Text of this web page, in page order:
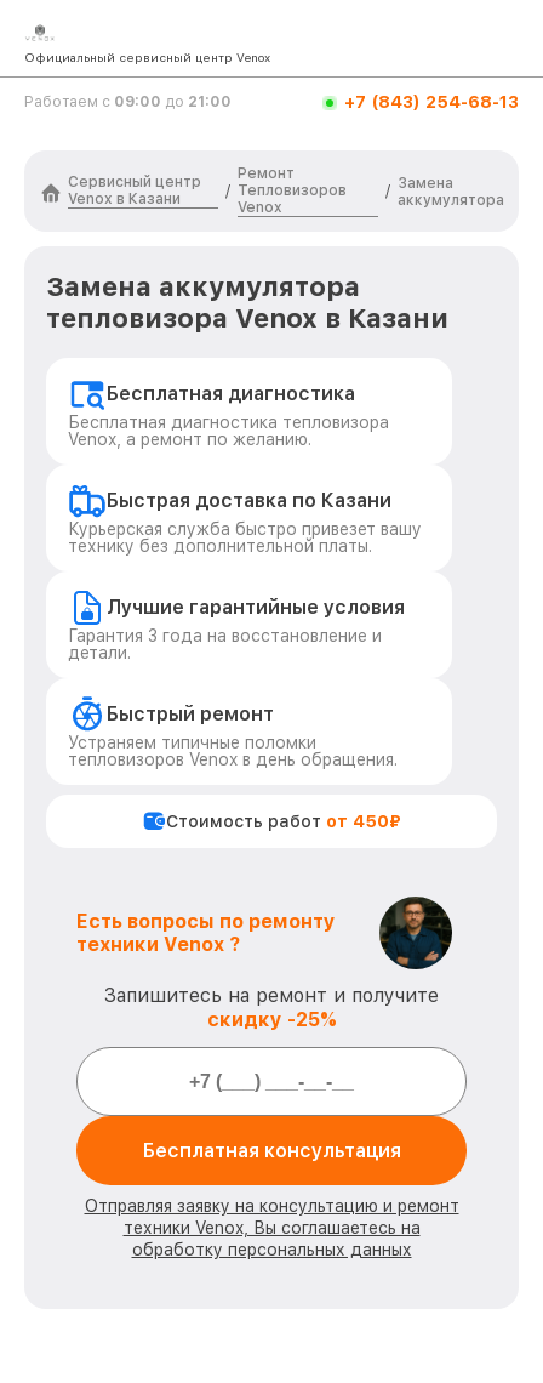
Официальный сервисный центр Venox
Работаем с 09:00 до 21:00 +7 (843) 254-68-13
Сервисный центр
Venox в Казани
/
Ремонт
Тепловизоров
Venox
/ Замена
аккумулятора
Замена аккумулятора
тепловизора Venox в Казани
Бесплатная диагностика
Бесплатная диагностика тепловизора
Venox, а ремонт по желанию.
Быстрая доставка по Казани
Курьерская служба быстро привезет вашу
технику без дополнительной платы.
Лучшие гарантийные условия
Гарантия 3 года на восстановление и
детали.
Быстрый ремонт
Устраняем типичные поломки
тепловизоров Venox в день обращения.
Стоимость работ от 450₽
Есть вопросы по ремонту
техники Venox ?
Запишитесь на ремонт и получите
скидку -25%
Бесплатная консультация
Отправляя заявку на консультацию и ремонт
техники Venox, Вы соглашаетесь на
обработку персональных данных